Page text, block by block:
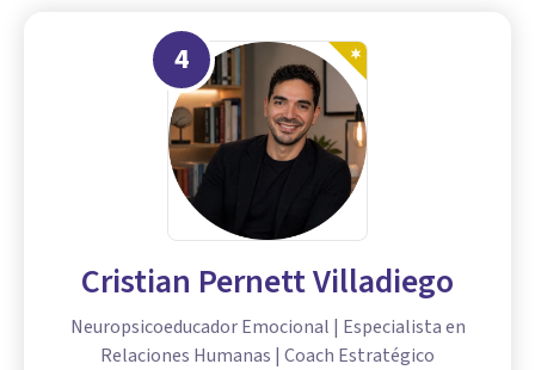
4
Cristian Pernett Villadiego
Neuropsicoeducador Emocional | Especialista en
Relaciones Humanas | Coach Estratégico